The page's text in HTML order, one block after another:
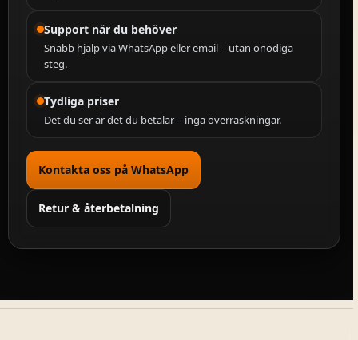
Support när du behöver
Snabb hjälp via WhatsApp eller email – utan onödiga
steg.
Tydliga priser
Det du ser är det du betalar – inga överraskningar.
Kontakta oss på WhatsApp
Retur & återbetalning